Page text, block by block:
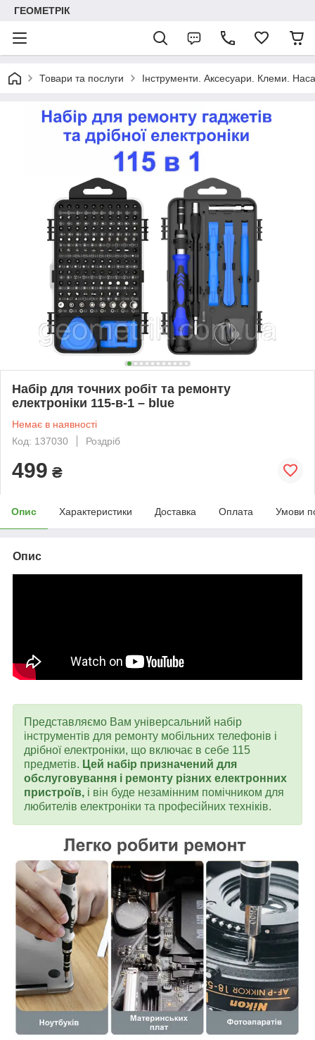
ГЕОМЕТРІК
Товари та послуги Інструменти. Аксесуари. Клеми.
Набір для точних робіт та ремонту
електроніки 115-в-1 – blue
Немає в наявності
Код: 137030
Роздріб
499 ₴
Опис Характеристики Доставка Оплата Умови
Опис
Представляємо Вам універсальний набір
інструментів для ремонту мобільних телефонів і
дрібної електроніки, що включає в себе 115
предметів. Цей набір призначений для
обслуговування і ремонту різних електронних
пристроїв, і він буде незамінним помічником для
любителів електроніки та професійних техніків.